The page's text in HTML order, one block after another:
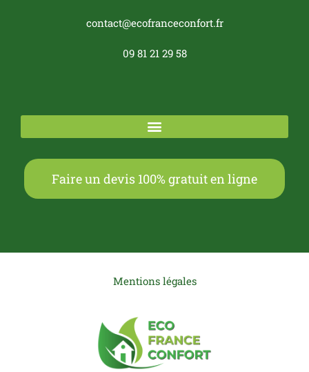
contact@ecofranceconfort.fr
09 81 21 29 58
Faire un devis 100% gratuit en ligne
Mentions légales